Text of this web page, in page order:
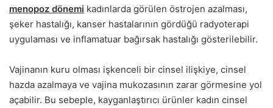
menopoz dönemi kadınlarda görülen östrojen azalması,
şeker hastalığı, kanser hastalarının gördüğü radyoterapi
uygulaması ve inflamatuar bağırsak hastalığı gösterilebilir.
Vajinanın kuru olması işkenceli bir cinsel ilişkiye, cinsel
hazda azalmaya ve vajina mukozasının zarar görmesine yol
açabilir. Bu sebeple, kayganlaştırıcı ürünler kadın cinsel